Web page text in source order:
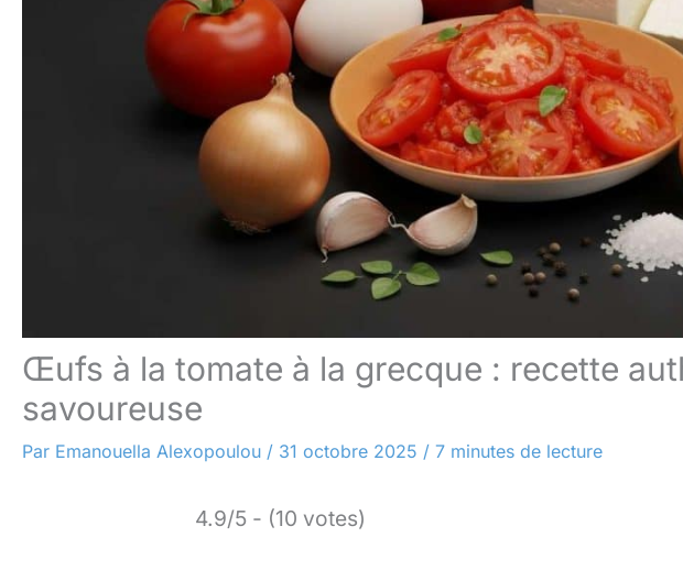
Œufs à la tomate à la grecque : recette
savoureuse
Par Emanouella Alexopoulou / 31 octobre 2025 / 7 minutes de lecture
4.9/5 - (10 votes)